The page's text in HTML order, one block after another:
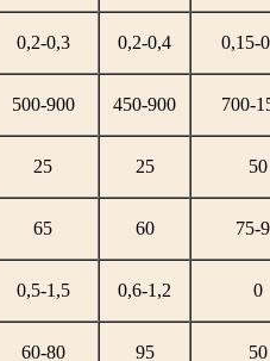
0,2-0,3 0,2-0,4 0,15-
500-900 450-900 700-
25 25 50
65 60 75-
0,5-1,5 0,6-1,2 0
60-80 95 50